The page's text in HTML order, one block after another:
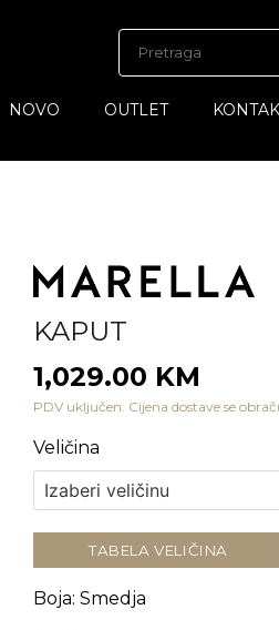
NOVO OUTLET
KAPUT
1,029.00 KM
PDV uključen. Cijena dostave se
Veličina
TABELA VELIČINA
Boja: Smedja